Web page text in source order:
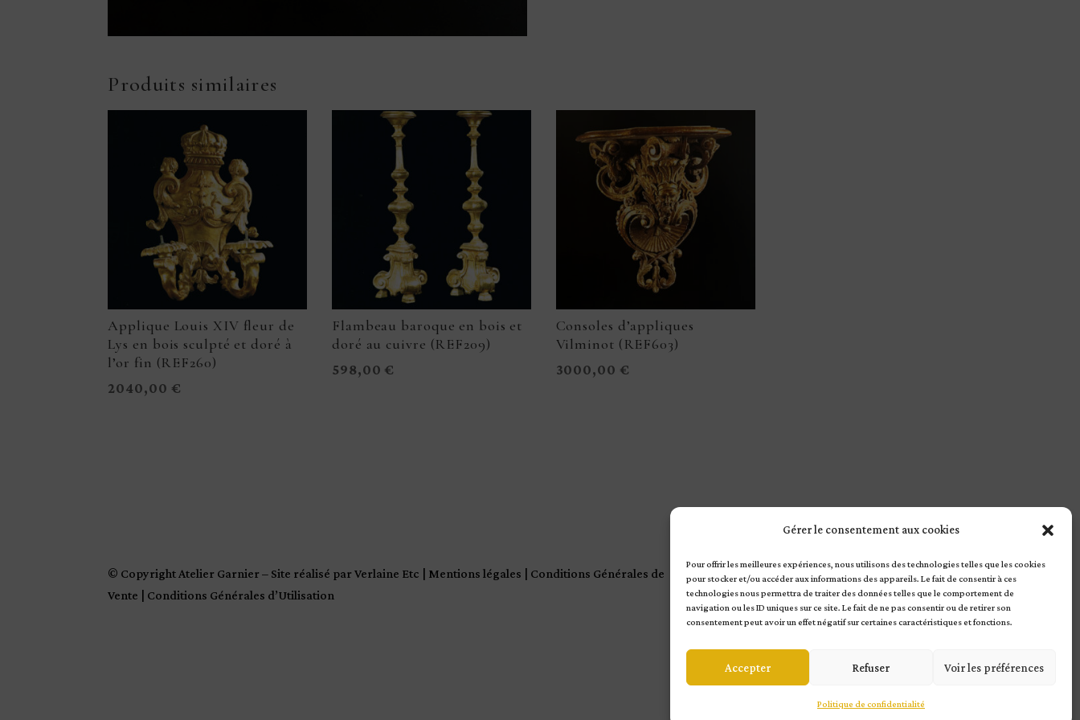
Gérer le consentement aux cookies
Pour offrir les meilleures expériences, nous utilisons des technologies telles que les cookies
pour stocker et/ou accéder aux informations des appareils. Le fait de consentir à ces
technologies nous permettra de traiter des données telles que le comportement de
navigation ou les ID uniques sur ce site. Le fait de ne pas consentir ou de retirer son
consentement peut avoir un effet négatif sur certaines caractéristiques et fonctions.
Accepter Refuser Voir les préférences
Politique de confidentialité
Produits similaires
Applique Louis XIV fleur de
Lys en bois sculpté et doré à
l’or fin (REF260)
2040,00 €
Flambeau baroque en bois et
doré au cuivre (REF209)
598,00 €
Consoles d’appliques
Vilminot (REF603)
3000,00 €
© Copyright Atelier Garnier – Site réalisé parVerlaine Etc Mentions légales
Conditions Générales de
Vente
Conditions Générales d’Utilisation